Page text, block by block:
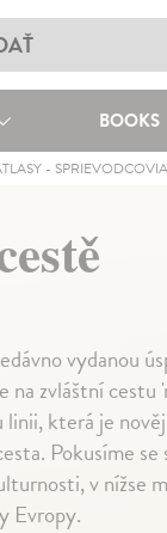
BOOKS
- SPRIEVODCOVIA
vydanou
na zvláštní
která je
Pokusíme
v nížse
Evropy.